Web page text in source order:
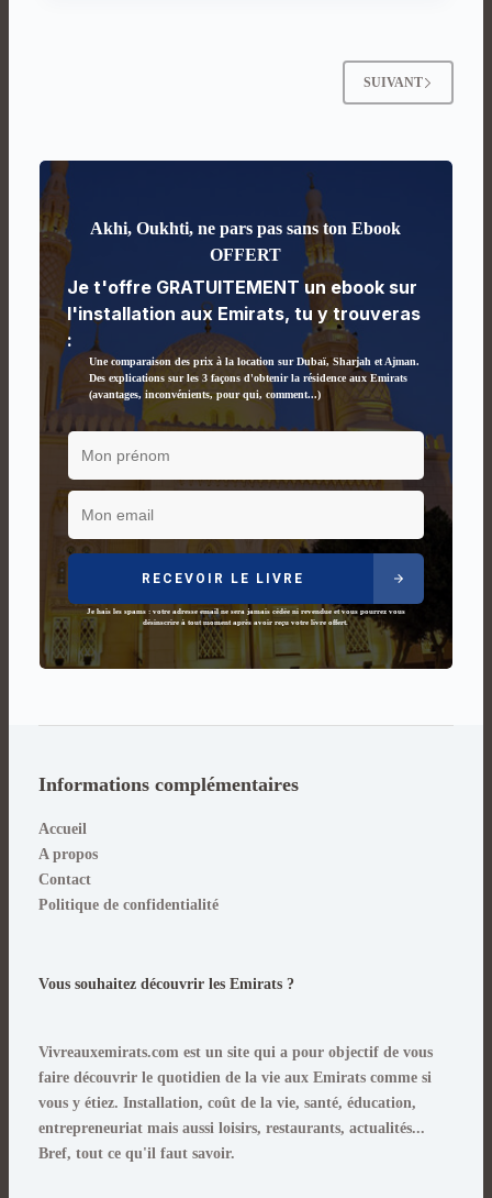
:
SUIVANT
Akhi, Oukhti, ne pars pas sans ton Ebook
OFFERT
Je t'offre GRATUITEMENT un ebook sur
l'installation aux Emirats, tu y trouveras
:
Une comparaison des prix à la location sur Dubaï, Sharjah et Ajman.
Des explications sur les 3 façons d'obtenir la résidence aux Emirats
(avantages, inconvénients, pour qui, comment...)
RECEVOIR LE LIVRE
Je hais les spams : votre adresse email ne sera jamais cédée ni revendue et vous pourrez vous
désinscrire à tout moment après avoir reçu votre livre offert.
Informations complémentaires
Accueil
A propos
Contact
Politique de confidentialité
Vous souhaitez découvrir les Emirats ?
Vivreauxemirats.com est un site qui a pour objectif de vous
faire découvrir le quotidien de la vie aux Emirats comme si
vous y étiez. Installation, coût de la vie, santé, éducation,
entrepreneuriat mais aussi loisirs, restaurants, actualités...
Bref, tout ce qu'il faut savoir.